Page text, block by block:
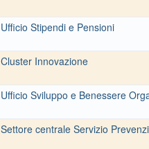
Ufficio Stipendi e Pensioni
Cluster Innovazione
Ufficio Sviluppo e Benessere
Settore centrale Servizio